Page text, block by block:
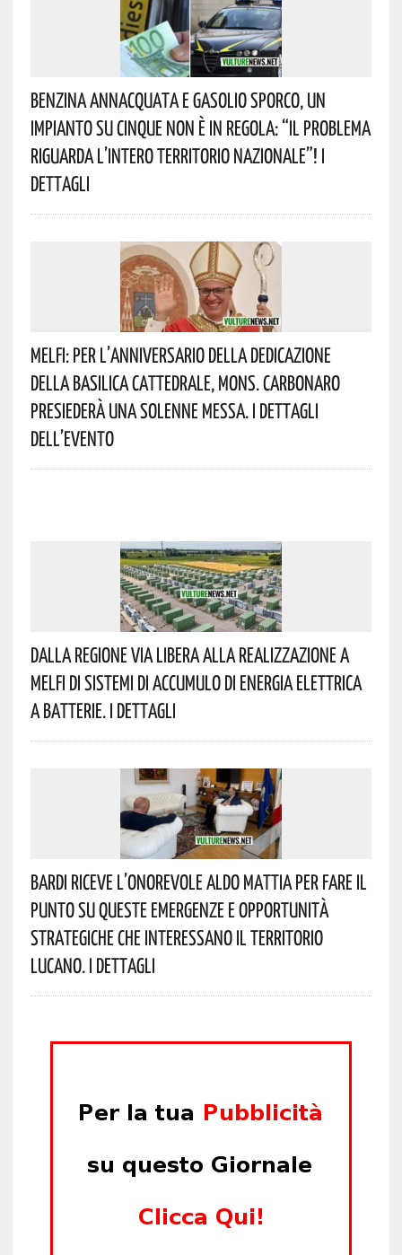
Benzina Annacquata E Gasolio Sporco, Un
Impianto Su Cinque Non È In Regola: “il Problema
Riguarda L’intero Territorio Nazionale”! I
Dettagli
Melfi: Per L’anniversario Della Dedicazione
Della Basilica Cattedrale, Mons. Carbonaro
Presiederà Una Solenne Messa. I Dettagli
Dell’evento
Dalla Regione Via Libera Alla Realizzazione A
Melfi Di Sistemi Di Accumulo Di Energia Elettrica
A Batterie. I Dettagli
Bardi Riceve L’onorevole Aldo Mattia Per Fare Il
Punto Su Queste Emergenze E Opportunità
Strategiche Che Interessano Il Territorio
Lucano. I Dettagli